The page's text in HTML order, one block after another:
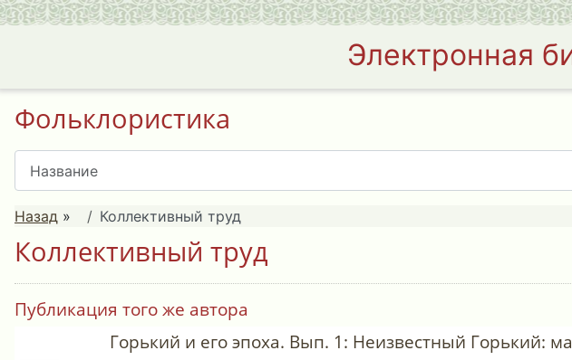
Электронная
Фольклористика
Назад » Коллективный труд
Коллективный труд
Публикация того же автора
Горький и его эпоха. Вып. 1: Неизвестный Горький: